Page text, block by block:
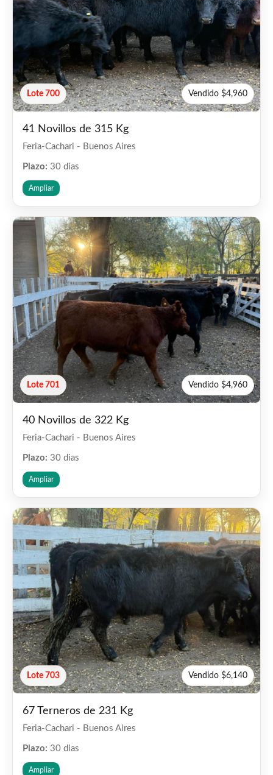
Lote 700 Vendido $4,960
41 Novillos de 315 Kg
Feria-Cachari - Buenos Aires
Plazo: 30 dias
Ampliar
Lote 701 Vendido $4,960
40 Novillos de 322 Kg
Feria-Cachari - Buenos Aires
Plazo: 30 dias
Ampliar
Lote 703 Vendido $6,140
67 Terneros de 231 Kg
Feria-Cachari - Buenos Aires
Plazo: 30 dias
Ampliar